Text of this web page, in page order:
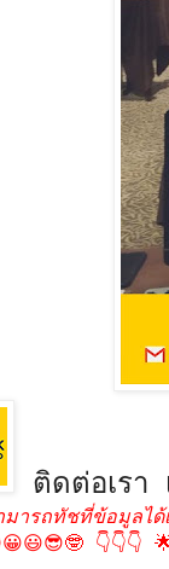
ติดต่อเรา
ารถทัชที่ข้อมูลได้
👇👇👇